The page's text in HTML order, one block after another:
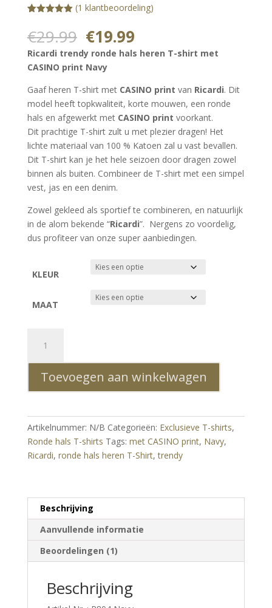
gebaseerd
klantbeoorde
ling
(1 klantbeoordeling)
€29.99 Oorspronkelijke
prijs
was:
€29.99.
€19.99Huidige
prijs
is:
Ricardi trendy ronde hals heren T-shirt met
CASINO print Navy
Gaaf heren T-shirt metCASINO print van Ricardi. Dit
model heeft topkwaliteit, korte mouwen, een ronde
hals en afgewerkt met CASINO print voorkant.
Dit prachtige T-shirt zult u met plezier dragen! Het
lichte materiaal van 100 % Katoen zal u vast bevallen.
Dit T-shirt kan je het hele seizoen door dragen zowel
binnen als buiten. Combineer de T-shirt met een simpel
vest, jas en een denim.
Zowel gekleed als sportief te combineren, en natuurlijk
in de alom bekende “Ricardi”. Nergens zo voordelig,
dus profiteer van onze super aanbiedingen.
KLEUR
MAAT
trendy
ronde
hals
heren
Shirt
met
CASINO
print
Toevoegen aan winkelwagen
Artikelnummer: N/B Categorieën: Exclusieve T-shirts,
Ronde hals T-shirts Tags: met CASINO print, Navy,
Ricardi, ronde hals heren T-Shirt,trendy
Beschrijving
Aanvullende informatie
Beoordelingen (1)
Beschrijving